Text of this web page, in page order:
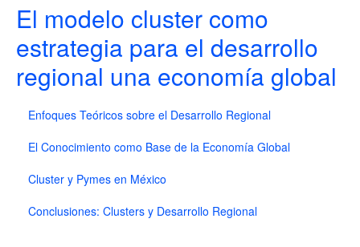
El modelo cluster como
estrategia para el desarrollo
regional una economía global
Enfoques Teóricos sobre el Desarrollo Regional
El Conocimiento como Base de la Economía Global
Cluster y Pymes en México
Conclusiones: Clusters y Desarrollo Regional